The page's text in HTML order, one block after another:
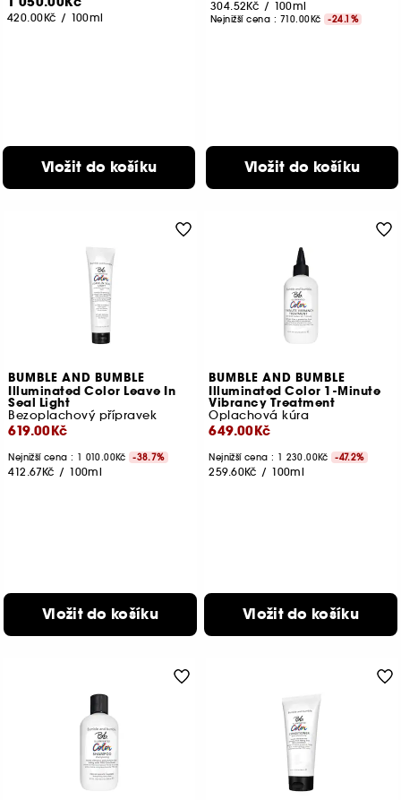
420.00Kč / 100ml
Vložit do košíku
304.52Kč / 100ml
Nejnižší cena : 710.00Kč -24.1%
Vložit do košíku
BUMBLE AND BUMBLE
Illuminated Color Leave In
Seal Light
Bezoplachový přípravek
619.00Kč
Nejnižší cena : 1 010.00Kč -38.7%
412.67Kč / 100ml
Vložit do košíku
BUMBLE AND BUMBLE
Illuminated Color 1-Minute
Vibrancy Treatment
Oplachová kúra
649.00Kč
Nejnižší cena : 1 230.00Kč -47.2%
259.60Kč / 100ml
Vložit do košíku